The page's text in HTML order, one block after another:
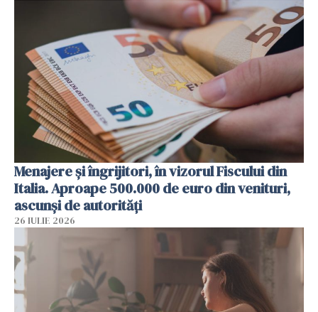
Menajere și îngrijitori, în vizorul Fiscului din
Italia. Aproape 500.000 de euro din venituri,
ascunși de autorități
26 IULIE 2026